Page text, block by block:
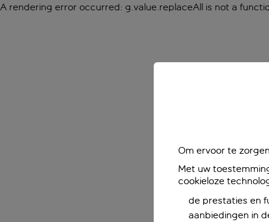
A rendering error occurred: g.value.replaceAll is not a
Om ervoor te
Met uw
cookieloze
de prestaties en
aanbiedingen in